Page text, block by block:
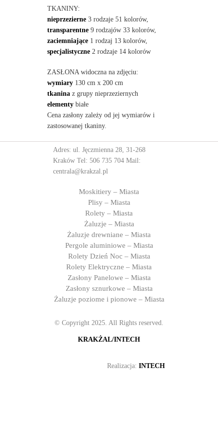
TKANINY:
nieprzezierne3 rodzaje 51 kolorów,
transparentne9 rodzajów 33 kolorów,
zaciemniające1 rodzaj 13 kolorów,
specjalistyczne2 rodzaje 14 kolorów
ZASŁONA widoczna na zdjęciu:
wymiary130 cm x 200 cm
tkaninaz grupy nieprzeziernych
elementybiałe
Cena zasłony zależy od jej wymiarów i
zastosowanej tkaniny.
Adres: ul. Jęczmienna 28, 31-268
Kraków Tel: 506 735 704 Mail:
centrala@krakzal.pl
Moskitiery – Miasta
Plisy – Miasta
Rolety – Miasta
Żaluzje – Miasta
Żaluzje drewniane – Miasta
Pergole aluminiowe – Miasta
Rolety Dzień Noc – Miasta
Rolety Elektryczne – Miasta
Zasłony Panelowe – Miasta
Zasłony sznurkowe – Miasta
Żaluzje poziome i pionowe – Miasta
© Copyright 2025. All Rights reserved.
KRAKŻAL/INTECH
Realizacja: INTECH